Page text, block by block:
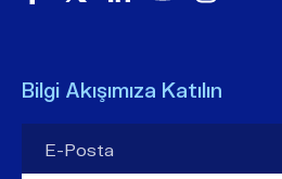
Bilgi Akışımıza Katılın